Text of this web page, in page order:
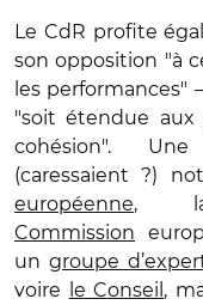
Le CdR profite
son opposition "à
les performances"
"soit étendue
cohésion".
(caressaient ?)
européenne,
Commission
un groupe
voire
le Conseil ,